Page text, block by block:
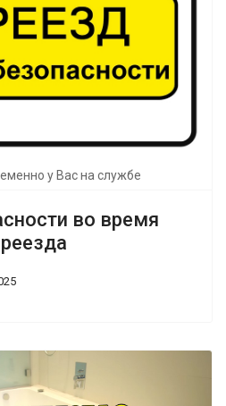
у Вас на службе
во время